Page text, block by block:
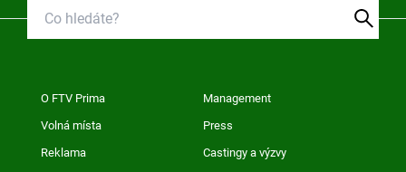
O FTV Prima Management
Volná místa Press
Reklama Castingy a výzvy